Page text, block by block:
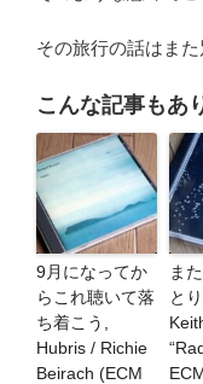
その旅行の話はま
こんな記事もあ
9月になってか
らこれ聴いて落
ち着こう,
Hubris / Richie
Beirach (ECM
ま
と